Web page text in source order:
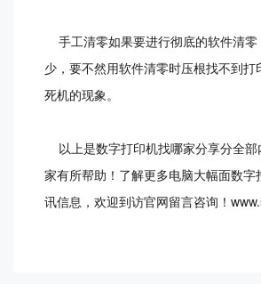
手工清零如果要进行彻底的软件清零
少，要不然用软件清零时压根找不到打
死机的现象。
以上是数字打印机找哪家分享分全部
家有所帮助！了解更多电脑大幅面数字
讯信息，欢迎到访官网留言咨询！